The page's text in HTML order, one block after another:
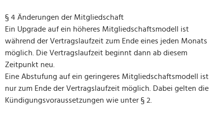
§ 4 Änderungen der Mitgliedschaft
Ein Upgrade auf ein höheres Mitgliedschaftsmodell ist
während der Vertragslaufzeit zum Ende eines jeden Monats
möglich. Die Vertragslaufzeit beginnt dann ab diesem
Zeitpunkt neu.
Eine Abstufung auf ein geringeres Mitgliedschaftsmodell ist
nur zum Ende der Vertragslaufzeit möglich. Dabei gelten die
Kündigungsvoraussetzungen wie unter § 2.